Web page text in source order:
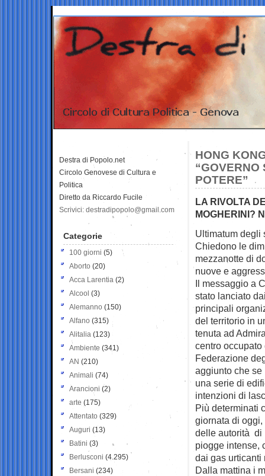
HONG
“GOVERNO
POTERE”
LA RIVOLTA
MOGHERINI?
Ultimatum degli
Chiedono le
mezzanotte di
nuove e
Il messaggio a
stato lanciato
principali
del territorio in
tenuta ad
centro
Federazione
aggiunto che se
una serie di
intenzioni di
Più determinati
giornata di
delle autorità di
piogge intense,
dai gas urticanti
Dalla mattina i
Destra di Popolo.net
Circolo Genovese di Cultura e
Politica
Diretto da Riccardo Fucile
Scrivici: destradipopolo@gmail.com
Categorie
100 giorni (5)
Aborto (20)
Acca Larentia (2)
Alcool (3)
Alemanno (150)
Alfano (315)
Alitalia (123)
Ambiente (341)
AN (210)
Animali (74)
Arancioni (2)
arte (175)
Attentato (329)
Auguri (13)
Batini (3)
Berlusconi (4.295)
Bersani (234)